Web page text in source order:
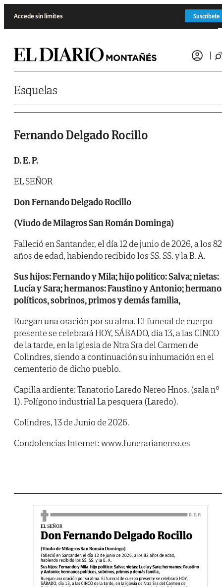
Accede sin límites Suscríbete
Esquelas
Fernando Delgado Rocillo
D. E. P.
EL SEÑOR
Don Fernando Delgado Rocillo
(Viudo de Milagros San Román Dominga)
Falleció en Santander, el día 12 de junio de 2026, a los 82
años de edad, habiendo recibido los SS. SS. y la B. A.
Sus hijos: Fernando y Mila; hijo político: Salva; nietas:
Lucía y Sara; hermanos: Faustino y Antonio;
políticos, sobrinos, primos y demás familia,
Ruegan una oración por su alma. El funeral de cuerpo
presente se celebrará HOY, SÁBADO, día 13, a las CINCO
de la tarde, en la iglesia de Ntra Sra del Carmen de
Colindres, siendo a continuación su inhumación en el
cementerio de dicho pueblo.
Capilla ardiente: Tanatorio Laredo Nereo Hnos. (sala nº
1). Polígono industrial La pesquera (Laredo).
Colindres, 13 de Junio de 2026.
Condolencias Internet: www.funerarianereo.es